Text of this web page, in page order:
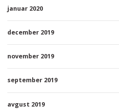
januar 2020
december 2019
november 2019
september 2019
avgust 2019